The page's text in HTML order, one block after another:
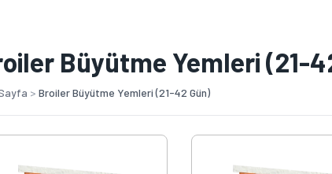
Büyütme Yemleri (21-
> Broiler Büyütme Yemleri (21-42 Gün)